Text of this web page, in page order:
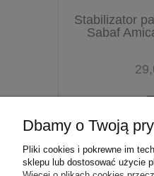
Stabilizator
Sabaf
Dbamy o Twoją
Pliki cookies i pokrewne im
sklepu lub dostosować użycie